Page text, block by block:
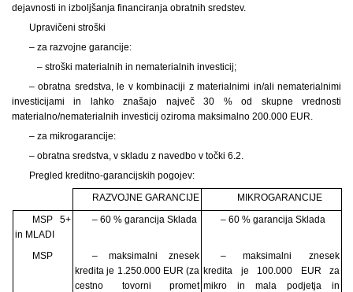
dejavnosti in izboljšanja financiranja obratnih sredstev.
Upravičeni stroški
– za razvojne garancije:
– stroški materialnih in nematerialnih investicij;
– obratna sredstva, le vkombinaciji z materialnimi in/ali nematerialnimi
investicijami in lahko znašajo največ 30 % od skupne vrednosti
materialno/nematerialnih investicij oziroma maksimalno 200.000 EUR.
– za mikrogarancije:
– obratna sredstva, vskladu z navedbo v točki 6.2.
Pregled kreditno-garancijskih pogojev:
RAZVOJNE GARANCIJE
MIKROGARANCIJE
MSP 5+
in MLADI
– 60 % garancija Sklada – 60 % garancija Sklada
MSP
– maksimalni znesek
kredita je 1.250.000 EUR (za
cestno tovorni promet
– maksimalni znesek
kredita je 100.000 EUR za
mikro in mala podjetja in